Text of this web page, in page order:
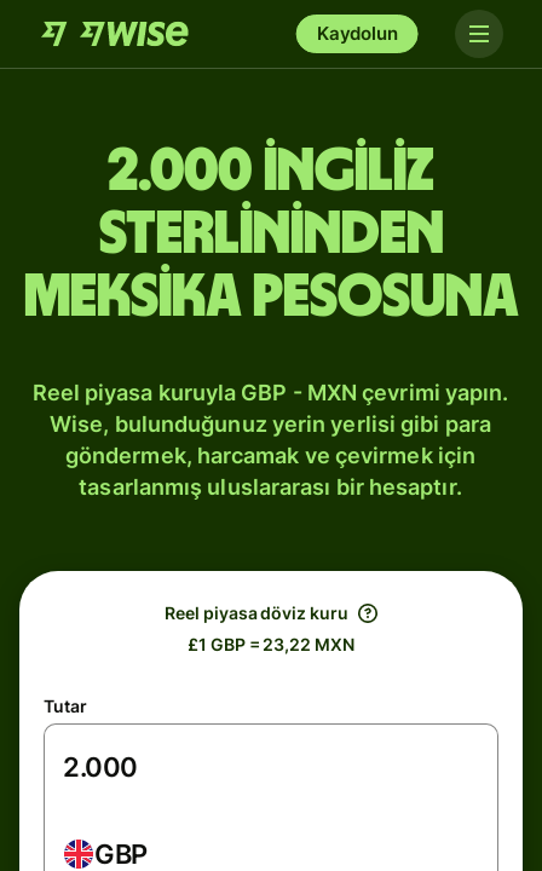
Kaydolun
2.000 İngiliz
sterlininden
Meksika pesosuna
Reel piyasa kuruyla GBP - MXN çevrimi yapın.
Wise, bulunduğunuz yerin yerlisi gibi para
göndermek, harcamak ve çevirmek için
tasarlanmış uluslararası bir hesaptır.
Reel piyasa döviz kuru
£1 GBP = 23,22 MXN
Tutar
GBP